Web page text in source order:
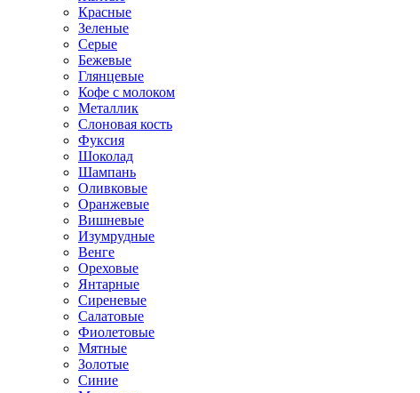
Красные
Зеленые
Серые
Бежевые
Глянцевые
Кофе с молоком
Металлик
Слоновая кость
Фуксия
Шоколад
Шампань
Оливковые
Оранжевые
Вишневые
Изумрудные
Венге
Ореховые
Янтарные
Сиреневые
Салатовые
Фиолетовые
Мятные
Золотые
Синие